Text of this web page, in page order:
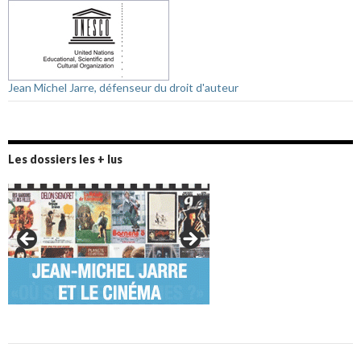
Jean Michel Jarre, défenseur du droit d'auteur
Les dossiers les + lus